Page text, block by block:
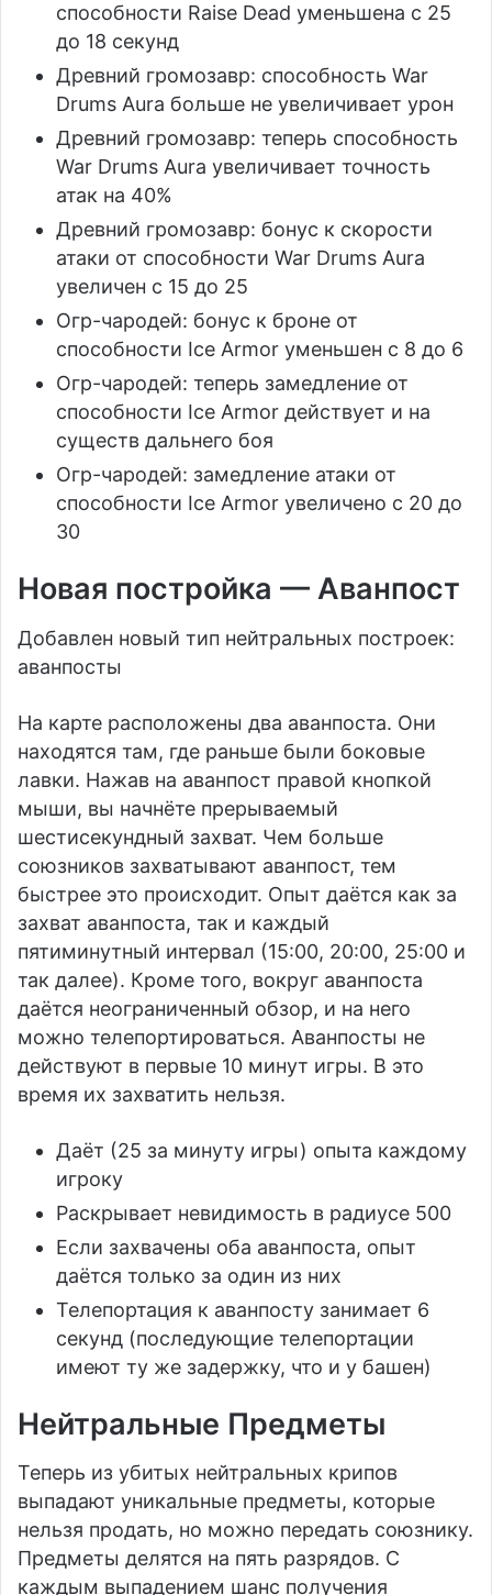
способности Raise Dead уменьшена с 25
до 18 секунд
Древний громозавр: способность War
Drums Aura больше не увеличивает урон
Древний громозавр: теперь способность
War Drums Aura увеличивает точность
атак на 40%
Древний громозавр: бонус к скорости
атаки от способности War Drums Aura
увеличен с 15 до 25
Огр-чародей: бонус к броне от
способности Ice Armor уменьшен с 8 до 6
Огр-чародей: теперь замедление от
способности Ice Armor действует и на
существ дальнего боя
Огр-чародей: замедление атаки от
способности Ice Armor увеличено с 20 до
30
Новая постройка — Аванпост
Добавлен новый тип нейтральных построек:
аванпосты
На карте расположены два аванпоста. Они
находятся там, где раньше были боковые
лавки. Нажав на аванпост правой кнопкой
мыши, вы начнёте прерываемый
шестисекундный захват. Чем больше
союзников захватывают аванпост, тем
быстрее это происходит. Опыт даётся как за
захват аванпоста, так и каждый
пятиминутный интервал (15:00, 20:00, 25:00 и
так далее). Кроме того, вокруг аванпоста
даётся неограниченный обзор, и на него
можно телепортироваться. Аванпосты не
действуют в первые 10 минут игры. В это
время их захватить нельзя.
Даёт (25 за минуту игры) опыта каждому
игроку
Раскрывает невидимость в радиусе 500
Если захвачены оба аванпоста, опыт
даётся только за один из них
Телепортация к аванпосту занимает 6
секунд (последующие телепортации
имеют ту же задержку, что и у башен)
Нейтральные Предметы
Теперь из убитых нейтральных крипов
выпадают уникальные предметы, которые
нельзя продать, но можно передать союзнику.
Предметы делятся на пять разрядов. С
каждым выпадением шанс получения